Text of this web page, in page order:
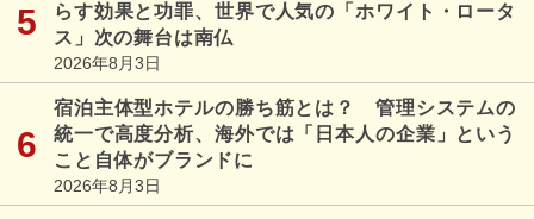
らす効果と功罪、世界で人気の「ホワイト・ロータ
ス」次の舞台は南仏
2026年8月3日
宿泊主体型ホテルの勝ち筋とは？ 管理システムの
統一で高度分析、海外では「日本人の企業」という
こと自体がブランドに
2026年8月3日